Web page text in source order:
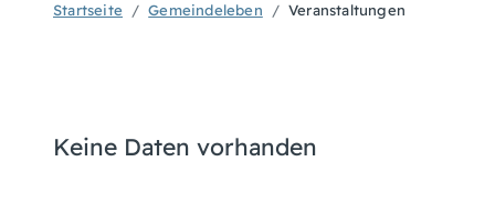
Startseite Gemeindeleben Veranstaltungen
Keine Daten vorhanden